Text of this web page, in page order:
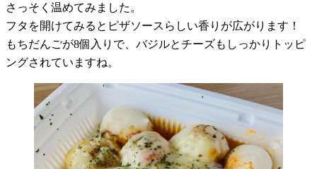
さっそく温めてみました。
フタを開けてみるとピザソースらしい香りが広がります！
もちだんごが8個入りで、バジルとチーズもしっかりトッピ
ングされていますね。